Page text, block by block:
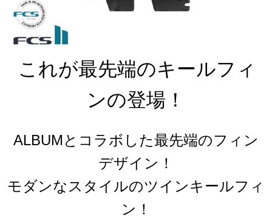
これが最先端のキールフィ
ンの登場！
ALBUMとコラボした最先端のフィン
デザイン！
モダンなスタイルのツインキールフィ
ン！